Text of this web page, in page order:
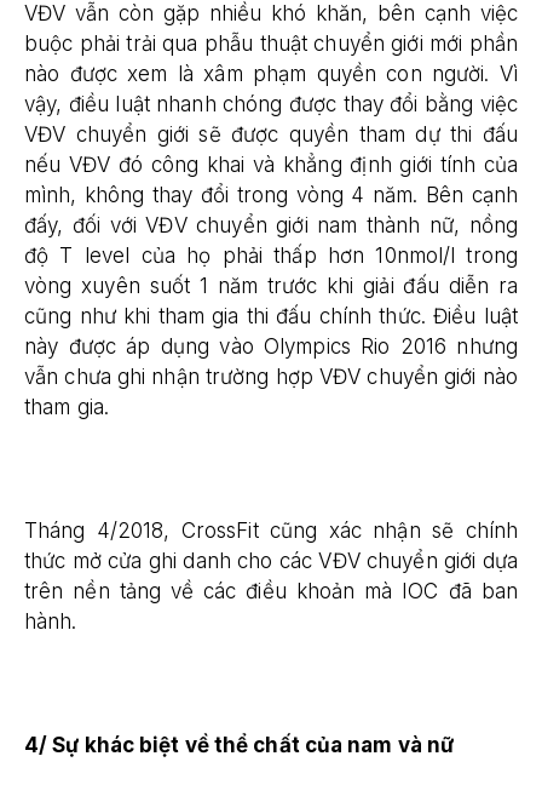
VĐV vẫn còn gặp nhiều khó khăn, bên cạnh việc
buộc phải trải qua phẫu thuật chuyển giới mới phần
nào được xem là xâm phạm quyền con người. Vì
vậy, điều luật nhanh chóng được thay đổi bằng việc
VĐV chuyển giới sẽ được quyền tham dự thi đấu
nếu VĐV đó công khai và khẳng định giới tính của
mình, không thay đổi trong vòng 4 năm. Bên cạnh
đấy, đối với VĐV chuyển giới nam thành nữ, nồng
độ T level của họ phải thấp hơn 10nmol/l trong
vòng xuyên suốt 1 năm trước khi giải đấu diễn ra
cũng như khi tham gia thi đấu chính thức. Điều luật
này được áp dụng vào Olympics Rio 2016 nhưng
vẫn chưa ghi nhận trường hợp VĐV chuyển giới nào
tham gia.
Tháng 4/2018, CrossFit cũng xác nhận sẽ chính
thức mở cửa ghi danh cho các VĐV chuyển giới dựa
trên nền tảng về các điều khoản mà IOC đã ban
hành.
4/ Sự khác biệt về thể chất của nam và nữ